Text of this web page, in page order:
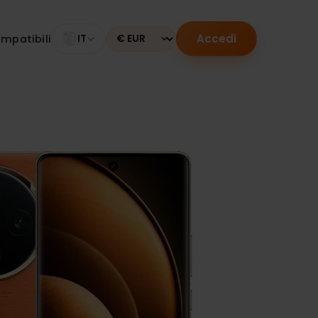
compatibili IT Currency Accedi